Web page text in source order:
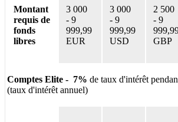
Montant
requis de
fonds
libres
3 000
- 9
999,99
EUR
3 000
- 9
999,99
USD
2 500
- 9
GBP
Comptes Elite - 7% de taux d'intérêt
(taux d'intérêt annuel)